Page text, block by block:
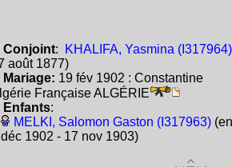
Conjoint:
KHALIFA, Yasmina (I317964)
août 1877)
Mariage: 19 fév 1902 : Constantine
Française ALGÉRIE
Enfants:
MELKI, Salomon Gaston (I317963)
déc 1902 - 17 nov 1903)